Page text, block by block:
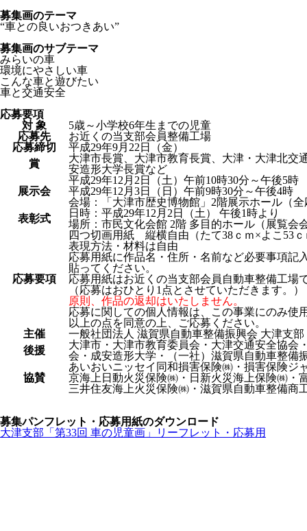
募集画のテーマ
“車との良いおつきあい”
募集画のサブテーマ
みらいの車
環境にやさしい車
こんな車と遊びたい
車と交通安全
応募要項
対 象
5歳～小学校6年生までの児童
応募先
お近くの当支部会員整備工場
応募締切
平成29年9月22日（金）
賞
大津市長賞、大津市教育長賞、大津・大津北交
安造形大学長賞など
展示会
平成29年12月2日（土）午前10時30分～午後5時
平成29年12月3日（日）午前9時30分～午後4時
会場：「大津市歴史博物館」2階展示ホール（
表彰式
日時：平成29年12月2日（土） 午後1時より
場所：市民文化会館 2階 多目的ホール（展覧会
応募要項
四つ切画用紙 縦横自由（たて38ｃｍ×よこ53ｃ
表現方法・材料は自由
応募用紙に作品名・住所・名前など必要事項記
貼ってください。
応募用紙はお近くの当支部会員自動車整備工場
（応募はおひとり1点とさせていただきます。）
原則、作品の返却はいたしません。
応募に関しての個人情報は、この事業にのみ使
以上の点を同意の上、ご応募ください。
主催
一般社団法人 滋賀県自動車整備振興会 大津支部
後援
大津市・大津市教育委員会・大津交通安全協会
会・成安造形大学・（一社）滋賀県自動車整備
協賛
あいおいニッセイ同和損害保険㈱・損害保険ジ
京海上日動火災保険㈱・日新火災海上保険㈱・
三井住友海上火災保険㈱・滋賀県自動車整備商
募集パンフレット・応募用紙のダウンロード
大津支部「第33回 車の児童画」リーフレット・応募用